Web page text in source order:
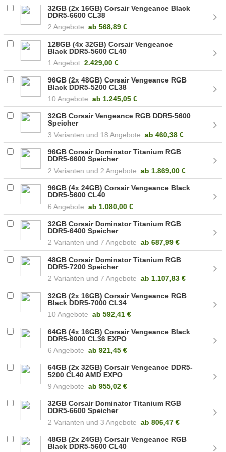
32GB (2x 16GB) Corsair Vengeance Black
DDR5-6600 CL38
2 Angebote ab 568,89 €
128GB (4x 32GB) Corsair Vengeance
Black DDR5-5600 CL40
1 Angebot 2.429,00 €
96GB (2x 48GB) Corsair Vengeance RGB
Black DDR5-5200 CL38
10 Angebote ab 1.245,05 €
32GB Corsair Vengeance RGB DDR5-5600
Speicher
3
18 Angebote ab460,38 €
96GB Corsair Dominator Titanium RGB
DDR5-6600 Speicher
2
2 Angebote ab 1.869,00 €
96GB (4x 24GB) Corsair Vengeance Black
DDR5-5600 CL40
6 Angebote ab 1.080,00 €
32GB Corsair Dominator Titanium RGB
DDR5-6400 Speicher
2
7 Angebote ab 687,99 €
48GB Corsair Dominator Titanium RGB
DDR5-7200 Speicher
2
7 Angebote ab 1.107,83 €
32GB (2x 16GB) Corsair Vengeance RGB
Black DDR5-7000 CL34
10 Angebote ab 592,41 €
64GB (4x 16GB) Corsair Vengeance Black
DDR5-6000 CL36 EXPO
6 Angebote ab 921,45 €
64GB (2x 32GB) Corsair Vengeance DDR5-
5200 CL40 AMD EXPO
9 Angebote ab 955,02 €
32GB Corsair Dominator Titanium RGB
DDR5-6600 Speicher
2
3 Angebote ab 806,47 €
48GB (2x 24GB) Corsair Vengeance RGB
Black DDR5-5600 CL40